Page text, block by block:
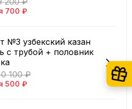
700 ₽
№3 узбекский казан
с трубой + половник
100 ₽
500 ₽